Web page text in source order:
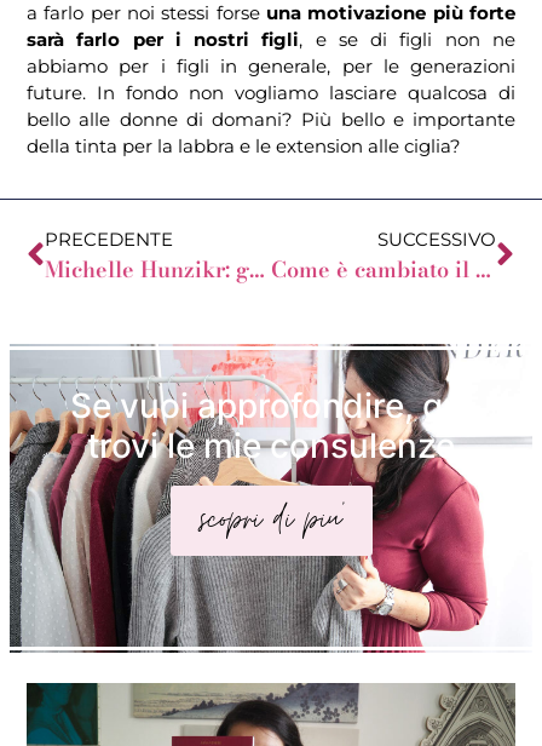
a farlo per noi stessi forse una motivazione più forte
sarà farlo per i nostri figli, e se di figli non ne
abbiamo per i figli in generale, per le generazioni
future. In fondo non vogliamo lasciare qualcosa di
bello alle donne di domani? Più bello e importante
della tinta per la labbra e le extension alle ciglia?
PRECEDENTE
Michelle Hunzikr: gli abiti di Sanremo 2018
SUCCESSIVO
Come è cambiato il mio look quest’anno
Se vuoi approfondire, qui
trovi le mie consulenze
scopri di piu'